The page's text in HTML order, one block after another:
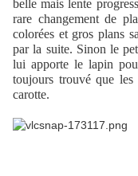
belle mais lente
rare changement de
colorées et gros plans
par la suite. Sinon le
lui apporte le lapin
toujours trouvé que
carotte.